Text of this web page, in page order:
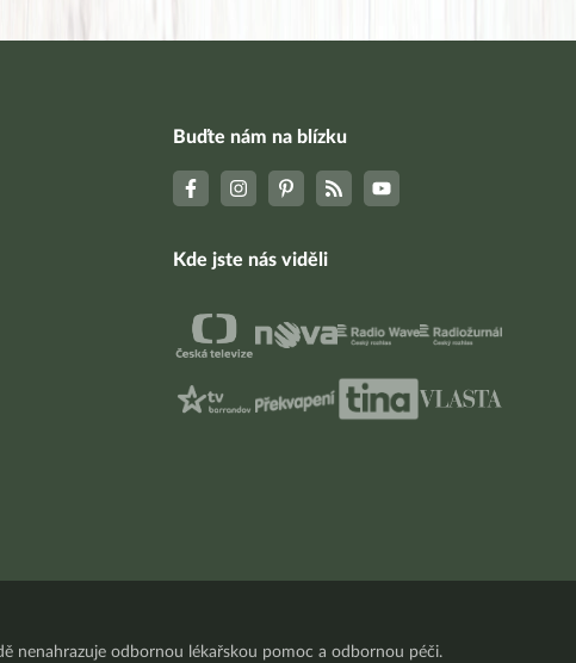
Buďte nám na blízku
Kde jste nás viděli
nenahrazuje odbornou lékařskou pomoc a odbornou péči.